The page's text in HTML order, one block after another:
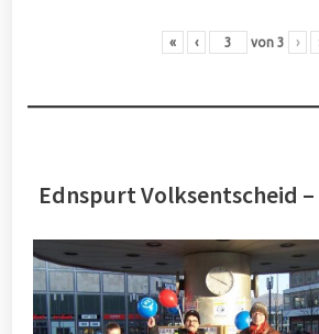
« ‹ von 3 ›
Ednspurt Volksentscheid –